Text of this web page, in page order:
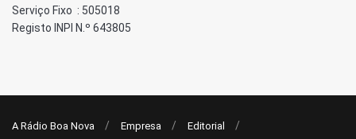
Serviço Fixo : 505018
Registo INPI N.º 643805
A Rádio Boa Nova Empresa
Editorial